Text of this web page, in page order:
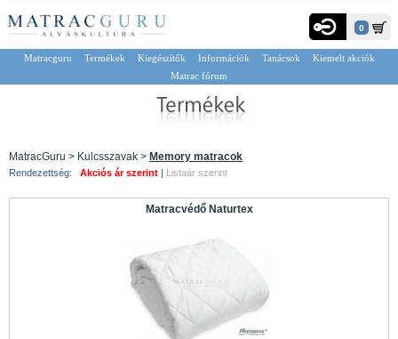
0
Matracguru Termékek Kiegészítők Információk Tanácsok
Kiemelt akciók
Matrac fórum
MatracGuru > Kulcsszavak > Memory matracok
Rendezettség: Akciós ár szerint | Listaár szerint
Matracvédő Naturtex